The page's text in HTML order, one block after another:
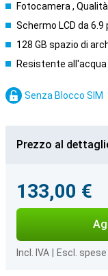
Fotocamera ,
Schermo LCD da 6.9
128 GB spazio di
Resistente all'acqua
Senza Blocco SIM
Prezzo al
133,00 €
Incl. IVA Escl.